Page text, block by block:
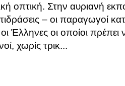
οπτική. Στην αυριανή
– οι παραγωγοί
οι Έλληνες οι οποίοι
χωρίς τρικ...